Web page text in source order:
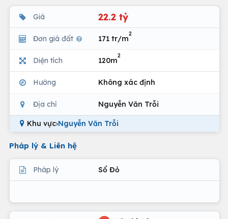
Giá 22.2 tỷ
Đơn giá đất 171 tr/m
2
Diện tích 120m
2
Hướng Không xác định
Địa chỉ Nguyễn Văn Trỗi
Khu vực›Nguyễn Văn Trỗi
Pháp lý & Liên hệ
Pháp lý Sổ Đỏ